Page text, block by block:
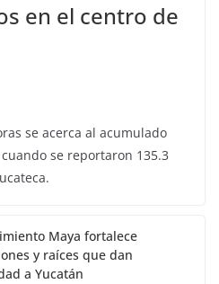
en el centro de
se acerca al acumulado
se reportaron 135.3
Maya fortalece
y raíces que dan
a Yucatán